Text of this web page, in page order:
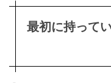
最初に持って